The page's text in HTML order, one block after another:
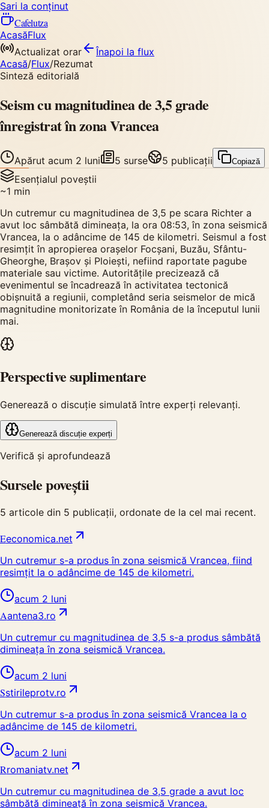
Sari la conținut
Cafelutza
AcasăFlux
Actualizat orar
Înapoi la flux
Acasă/Flux/Rezumat
Sinteză editorială
Seism cu magnitudinea de 3,5 grade
înregistrat în zona Vrancea
Apărut acum 2 luni 5 surse 5 publicații Copiază
Esențialul poveștii
~1 min
Un cutremur cu magnitudinea de 3,5 pe scara Richter a
avut loc sâmbătă dimineața, la ora 08:53, în zona seismică
Vrancea, la o adâncime de 145 de kilometri. Seismul a fost
resimțit în apropierea orașelor Focșani, Buzău, Sfântu-
Gheorghe, Brașov și Ploiești, nefiind raportate pagube
materiale sau victime. Autoritățile precizează că
evenimentul se încadrează în activitatea tectonică
obișnuită a regiunii, completând seria seismelor de mică
magnitudine monitorizate în România de la începutul lunii
mai.
Perspective suplimentare
Generează o discuție simulată între experți relevanți.
Generează discuție experți
Verifică și aprofundează
Sursele poveștii
5 articole din 5 publicații, ordonate de la cel mai recent.
Eeconomica.net
Un cutremur s-a produs în zona seismică Vrancea, fiind
resimțit la o adâncime de 145 de kilometri.
acum 2 luni
Aantena3.ro
Un cutremur cu magnitudinea de 3,5 s-a produs sâmbătă
dimineața în zona seismică Vrancea.
acum 2 luni
Sstirileprotv.ro
Un cutremur s-a produs în zona seismică Vrancea la o
adâncime de 145 de kilometri.
acum 2 luni
Rromaniatv.net
Un cutremur cu magnitudinea de 3,5 grade a avut loc
sâmbătă dimineață în zona seismică Vrancea.